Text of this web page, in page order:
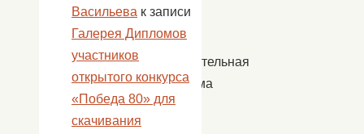
игровая
—
развлекательная
программа
«Семья
Васильева к записи
Галерея Дипломов
участников
открытого конкурса
«Победа 80» для
скачивания